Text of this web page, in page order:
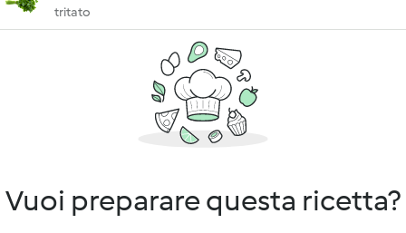
tritato
Vuoi preparare questa ricetta?